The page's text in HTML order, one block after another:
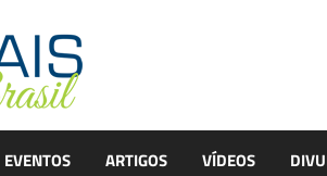
EVENTOS ARTIGOS VÍDEOS